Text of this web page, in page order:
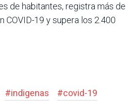
de habitantes, registra más de
COVID-19 y supera los 2.400
#indigenas #covid-19